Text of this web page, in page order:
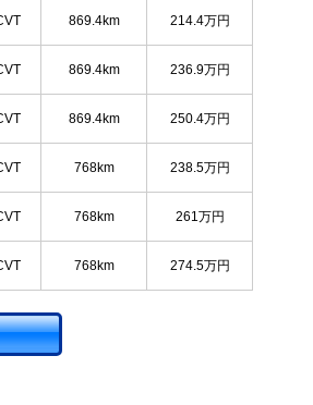
869.4km 214.4万円
869.4km 236.9万円
869.4km 250.4万円
768km 238.5万円
768km 261万円
768km 274.5万円